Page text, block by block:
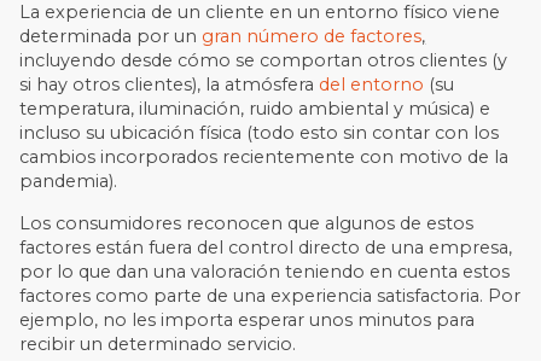
La experiencia de un cliente en un entorno físico viene
determinada por un gran número de factores,
incluyendo desde cómo se comportan otros clientes (y
si hay otros clientes), la atmósfera del entorno (su
temperatura, iluminación, ruido ambiental y música) e
incluso su ubicación física (todo esto sin contar con los
cambios incorporados recientemente con motivo de la
pandemia).
Los consumidores reconocen que algunos de estos
factores están fuera del control directo de una empresa,
por lo que dan una valoración teniendo en cuenta estos
factores como parte de una experiencia satisfactoria. Por
ejemplo, no les importa esperar unos minutos para
recibir un determinado servicio.